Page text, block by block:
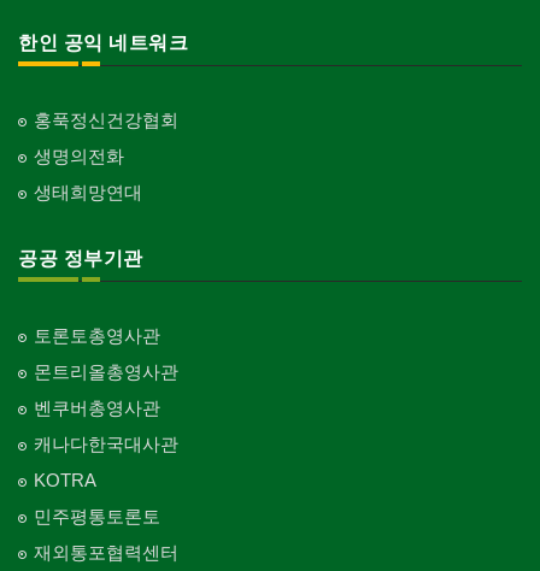
한인 공익 네트워크
홍푹정신건강협회
생명의전화
생태희망연대
공공 정부기관
토론토총영사관
몬트리올총영사관
벤쿠버총영사관
캐나다한국대사관
KOTRA
민주평통토론토
재외통포협력센터